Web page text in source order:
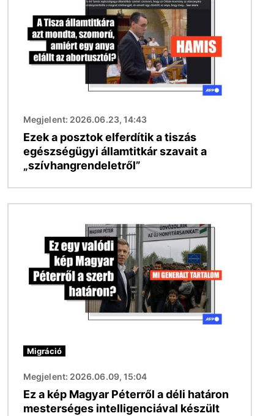
Megjelent: 2026.06.23, 14:43
Ezek a posztok elferdítik a tiszás
egészségügyi államtitkár szavait a
„szívhangrendeletről”
Migráció
Megjelent: 2026.06.09, 15:04
Ez a kép Magyar Péterről a déli határon
mesterséges intelligenciával készült